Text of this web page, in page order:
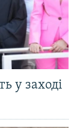
у заході